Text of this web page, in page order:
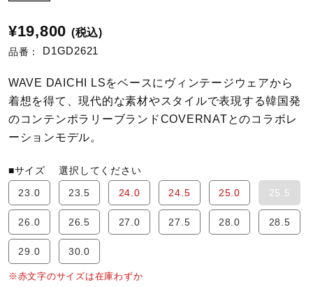
卓球
ソフトボール
柔道
ウィンタースポーツ
¥19,800 (税込)
品番： D1GD2621
WAVE DAICHI LSをベースにヴィンテージウェアから
着想を得て、現代的な素材やスタイルで表現する韓国発
のコンテンポラリーブランドCOVERNATとのコラボレ
ーションモデル。
■サイズ選択してください
23.0
23.5 24.0 24.5 25.0 25.5
26.0 26.5 27.0 27.5 28.0 28.5
29.0 30.0
※赤文字のサイズは在庫わずか